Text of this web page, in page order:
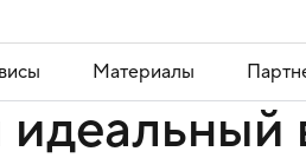
Материалы